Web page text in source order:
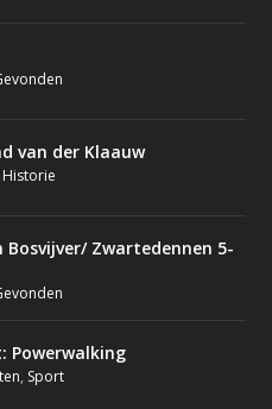
van der Klaauw
Bosvijver/ Zwartedennen 5-
Powerwalking
, Sport